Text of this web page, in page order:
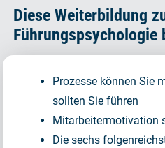
Diese Weiterbildung
Führungspsychologie
Prozesse können Sie
sollten Sie führen
Mitarbeitermotivation
Die sechs